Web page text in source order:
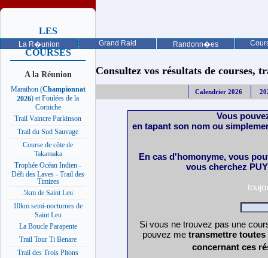
La R�union Grand Raid Randonn�es
LES
PROCHAINES
COURSES
A la Réunion
Marathon (Championnat
2026) et Foulées de la
Corniche
Trail Vaincre Parkinson
Trail du Sud Sauvage
Course de côte de
Takamaka
Trophée Océan Indien -
Défi des Laves - Trail des
Timizes
5km de Saint Leu
10km semi-nocturnes de
Saint Leu
La Boucle Parapente
Trail Tour Ti Benare
Trail des Trois Pitons
Consultez vos résultats de courses,
Calendrier 2026
Vous
en tapant son nom ou
En cas d'homonyme, vous
vous cherchez
Si vous ne trouvez pas une
pouvez me transmettre
concernant ces